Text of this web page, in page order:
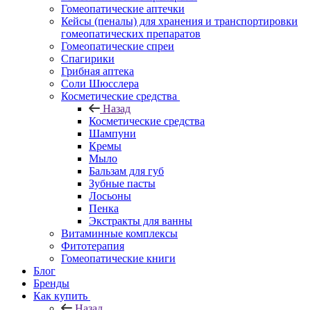
Гомеопатические аптечки
Кейсы (пеналы) для хранения и транспортировки
гомеопатических препаратов
Гомеопатические спреи
Спагирики
Грибная аптека
Соли Шюсслера
Косметические средства
Назад
Косметические средства
Шампуни
Кремы
Мыло
Бальзам для губ
Зубные пасты
Лосьоны
Пенка
Экстракты для ванны
Витаминные комплексы
Фитотерапия
Гомеопатические книги
Блог
Бренды
Как купить